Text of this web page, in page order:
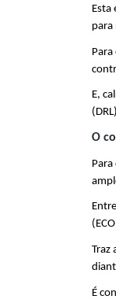
Esta
para
E,
O
Traz
É